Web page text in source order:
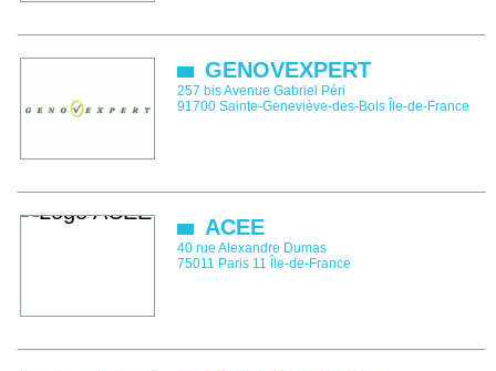
GENOVEXPERT
257 bis Avenue Gabriel Péri
91700 Sainte-Geneviève-des-Bois Île-de-France
ACEE
40 rue Alexandre Dumas
75011 Paris 11 Île-de-France